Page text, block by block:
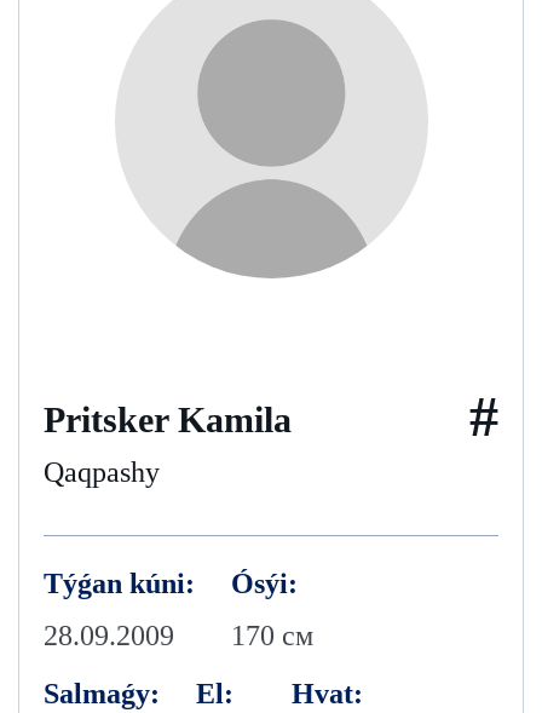
Pritsker Kamila
Qaqpashy
#
Týǵan kúni:
28.09.2009
Ósýi:
170 см
Salmaǵy:
El:
Hvat: